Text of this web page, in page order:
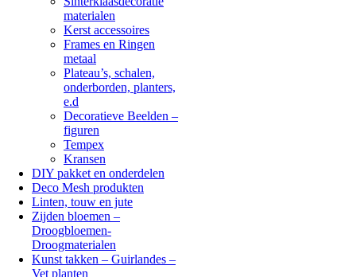
materialen
Kerst accessoires
Frames en Ringen
metaal
Plateau’s, schalen,
onderborden, planters,
e.d
Decoratieve Beelden –
figuren
Tempex
Kransen
DIY pakket en onderdelen
Deco Mesh produkten
Linten, touw en jute
Zijden bloemen –
Droogbloemen-
Droogmaterialen
Kunst takken – Guirlandes –
Vet planten